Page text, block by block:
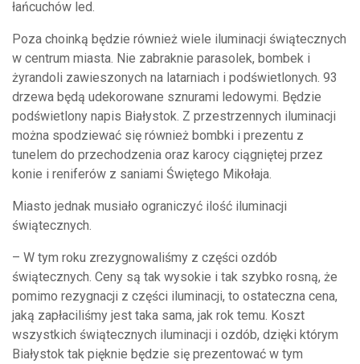
łańcuchów led.
Poza choinką będzie również wiele iluminacji świątecznych
w centrum miasta. Nie zabraknie parasolek, bombek i
żyrandoli zawieszonych na latarniach i podświetlonych. 93
drzewa będą udekorowane sznurami ledowymi. Będzie
podświetlony napis Białystok. Z przestrzennych iluminacji
można spodziewać się również bombki i prezentu z
tunelem do przechodzenia oraz karocy ciągniętej przez
konie i reniferów z saniami Świętego Mikołaja.
Miasto jednak musiało ograniczyć ilość iluminacji
świątecznych.
– W tym roku zrezygnowaliśmy z części ozdób
świątecznych. Ceny są tak wysokie i tak szybko rosną, że
pomimo rezygnacji z części iluminacji, to ostateczna cena,
jaką zapłaciliśmy jest taka sama, jak rok temu. Koszt
wszystkich świątecznych iluminacji i ozdób, dzięki którym
Białystok tak pięknie będzie się prezentować w tym